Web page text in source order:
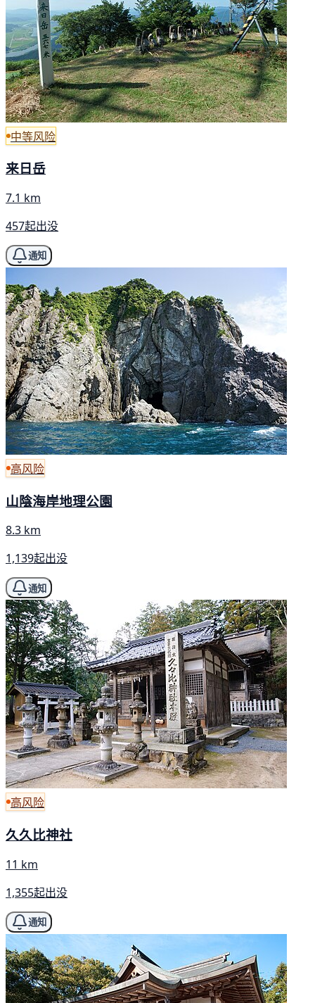
中等风险
来日岳
7.1 km
457起出没
通知
高风险
山陰海岸地理公園
8.3 km
1,139起出没
通知
高风险
久久比神社
11 km
1,355起出没
通知